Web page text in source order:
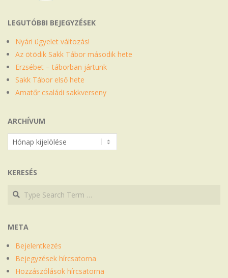
LEGUTÓBBI BEJEGYZÉSEK
Nyári ügyelet változás!
Az ötödik Sakk Tábor második hete
Erzsébet – táborban jártunk
Sakk Tábor első hete
Amatőr családi sakkverseny
ARCHÍVUM
Archívum
KERESÉS
Search
Search
META
Bejelentkezés
Bejegyzések hírcsatorna
Hozzászólások hírcsatorna